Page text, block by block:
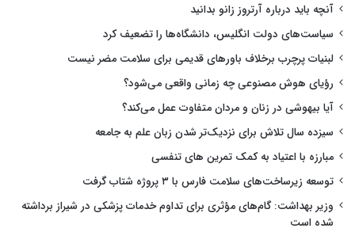
آنچه باید درباره آرتروز زانو بدانید
سیاست‌های دولت انگلیس، دانشگاه‌ها را تضعیف کرد
لبنیات پرچرب برخلاف باورهای قدیمی برای سلامت مضر نیست
رؤیای هوش مصنوعی چه زمانی واقعی می‌شود؟
آیا بیهوشی در زنان و مردان متفاوت عمل می‌کند؟
سیزده سال تلاش برای نزدیک‌تر شدن زبان علم به جامعه
مبارزه با اعتیاد به کمک تمرین های تنفسی
توسعه زیرساخت‌های سلامت فارس با ۳ پروژه شتاب گرفت
وزیر بهداشت: گام‌های مؤثری برای تداوم خدمات پزشکی در شیراز برداشته
شده است